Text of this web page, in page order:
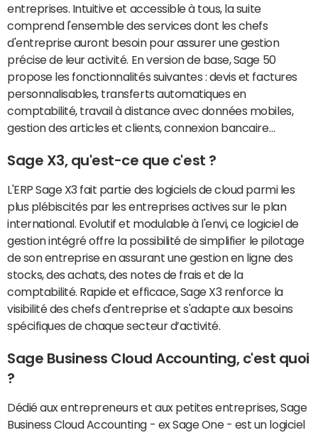
entreprises. Intuitive et accessible à tous, la suite
comprend l'ensemble des services dont les chefs
d'entreprise auront besoin pour assurer une gestion
précise de leur activité. En version de base, Sage 50
propose les fonctionnalités suivantes : devis et factures
personnalisables, transferts automatiques en
comptabilité, travail à distance avec données mobiles,
gestion des articles et clients, connexion bancaire…
Sage X3, qu'est-ce que c'est ?
L'ERP Sage X3 fait partie des logiciels de cloud parmi les
plus plébiscités par les entreprises actives sur le plan
international. Evolutif et modulable à l'envi, ce logiciel de
gestion intégré offre la possibilité de simplifier le pilotage
de son entreprise en assurant une gestion en ligne des
stocks, des achats, des notes de frais et de la
comptabilité. Rapide et efficace, Sage X3 renforce la
visibilité des chefs d'entreprise et s'adapte aux besoins
spécifiques de chaque secteur d’activité.
Sage Business Cloud Accounting, c'est quoi
?
Dédié aux entrepreneurs et aux petites entreprises, Sage
Business Cloud Accounting - ex Sage One - est un logiciel